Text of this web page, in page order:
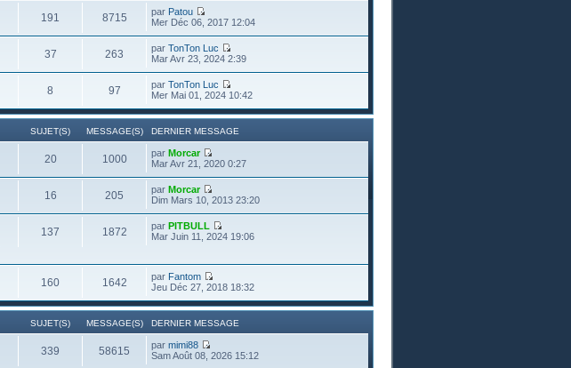
191 8715 par Patou
Mer Déc 06, 2017 12:04
37 263 parTonTon Luc
Mar Avr 23, 2024 2:39
8 97 parTonTon Luc
Mer Mai 01, 2024 10:42
SUJET(S) MESSAGE(S) DERNIER MESSAGE
20 1000 parMorcar
Mar Avr 21, 2020 0:27
16 205 parMorcar
Dim Mars 10, 2013 23:20
137 1872 parPITBULL
Mar Juin 11, 2024 19:06
160 1642 par Fantom
Jeu Déc 27, 2018 18:32
SUJET(S) MESSAGE(S) DERNIER MESSAGE
339 58615 parmimi88
Sam Août 08, 2026 15:12